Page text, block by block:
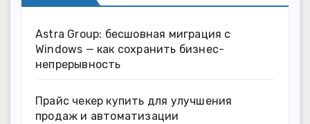
Astra Group: бесшовная миграция с
Windows — как сохранить бизнес-
непрерывность
Прайс чекер купить для улучшения
продаж и автоматизации